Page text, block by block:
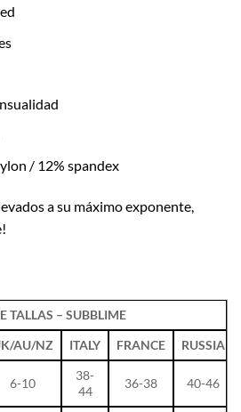
/ 12% spandex
a su máximo exponente,
TALLAS – SUBBLIME
AU/NZ ITALY FRANCE RUSSIA
6-10
38-
44
36-38 40-46